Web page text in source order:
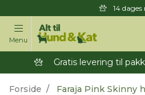
14
Menu
Gratis levering til
Forside Faraja Pink Skinny